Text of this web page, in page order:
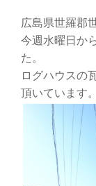
広島県世羅郡
今週水曜日か
た。
ログハウスの
頂いています。